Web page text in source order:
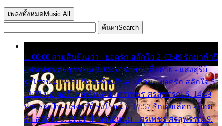
เพลงทั้งหมด Music All
ค้นหาSearch
1. 00:00 สามสิบยังแจ๋ว - ยอดรัก สลักใจ 2. 02:49 รักมาห้าปี
- ศรเพชร ศรสุพรรณ 3. 05:57 รักสาวเสื้อลาย - แสงสุรีย์
รุ่งโรจน์ 4. 09:51 รักสะท้านดินสะเทือน - ยอดรัก สลักใจ 5.
12:23 มอเตอร์ไซค์ทำหล่น - ศรเพชร ศรสุพรรณ 6. 14:49
หิ้วกระเป๋า - แสงสุรีย์ รุ่งโรจน์ 7. 17:57 รักเผื่อเลือก - ยอด
รัก สลักใจ 8. 21:21 น้ำตาไอ้หนุ่ม - ศรเพชร ศรสุพรรณ 9.